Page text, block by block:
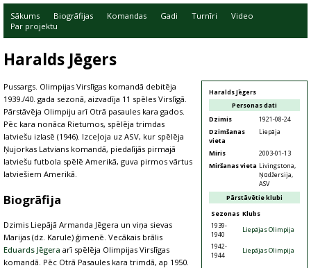
Sākums Biogrāfijas Komandas Gadi Turnīri
Video
Par projektu
Haralds Jēgers
Haralds Jēgers
Personas dati
Dzimis
1921-08-24
Dzimšanas
vieta
Liepāja
Miris
2003-01-13
Miršanas vieta Livingstona,
Ņūdžersija,
ASV
Pārstāvētie klubi
Sezonas Klubs
1939-
1940
Liepājas Olimpija
1942-
1944
Liepājas Olimpija
Pussargs. Olimpijas Virslīgas komandā debitēja
1939./40. gada sezonā, aizvadīja 11 spēles Virslīgā.
Pārstāvēja Olimpiju arī Otrā pasaules kara gados.
Pēc kara nonāca Rietumos, spēlēja trimdas
latviešu izlasē (1946). Izceļoja uz ASV, kur spēlēja
Ņujorkas Latvians komandā, piedalījās pirmajā
latviešu futbola spēlē Amerikā, guva pirmos vārtus
latviešiem Amerikā.
Biogrāfija
Dzimis Liepājā Armanda Jēgera un viņa sievas
Marijas (dz. Karule) ģimenē. Vecākais brālis
Eduards Jēgera arī spēlēja Olimpijas Virslīgas
komandā. Pēc Otrā Pasaules kara trimdā, ap 1950.